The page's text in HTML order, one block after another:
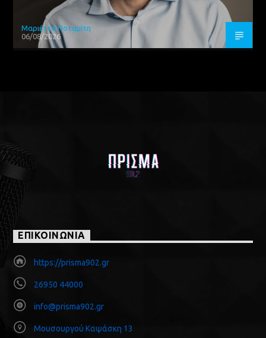
Μαριέττα Ποταμίτη
06/08/2026
ΕΠΙΚΟΙΝΩΝΙΑ
https://prisma902.gr
26950 44000
info@prisma902.gr
Μουσουργού Καψάσκη 13